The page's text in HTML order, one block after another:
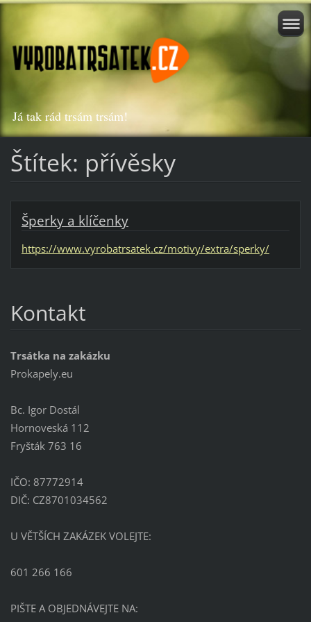
Já tak rád trsám trsám!
Štítek: přívěsky
Šperky a klíčenky
https://www.vyrobatrsatek.cz/motivy/extra/sperky/
Kontakt
Trsátka na zakázku
Prokapely.eu
Bc. Igor Dostál
Hornoveská 112
Fryšták 763 16
IČO: 87772914
DIČ: CZ8701034562
U VĚTŠÍCH ZAKÁZEK VOLEJTE:
601 266 166
PIŠTE A OBJEDNÁVEJTE NA: